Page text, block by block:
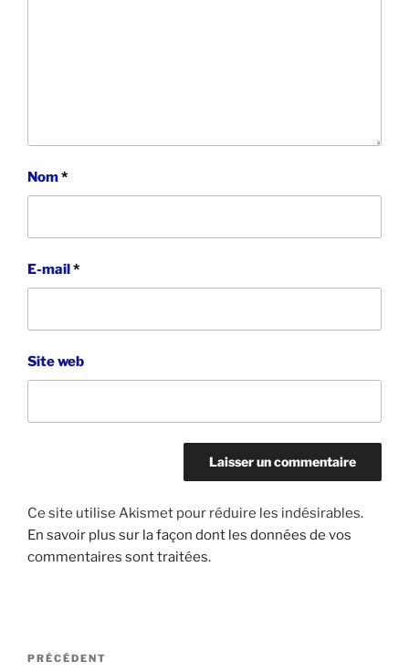
Nom*
E-mail*
Site web
Ce site utilise Akismet pour réduire les indésirables.
En savoir plus sur la façon dont les données de vos
commentaires sont traitées.
Navigation
Article
PRÉCÉDENT